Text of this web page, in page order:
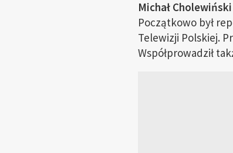
Michał Cholewiński
Początkowo był
Telewizji Polskiej.
Współprowadził